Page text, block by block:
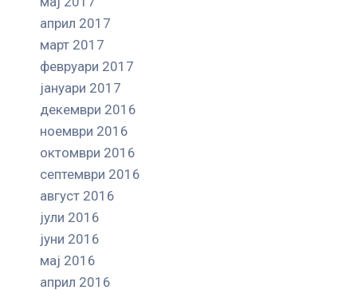
април 2017
март 2017
февруари 2017
јануари 2017
декември 2016
ноември 2016
октомври 2016
септември 2016
август 2016
јули 2016
јуни 2016
мај 2016
април 2016